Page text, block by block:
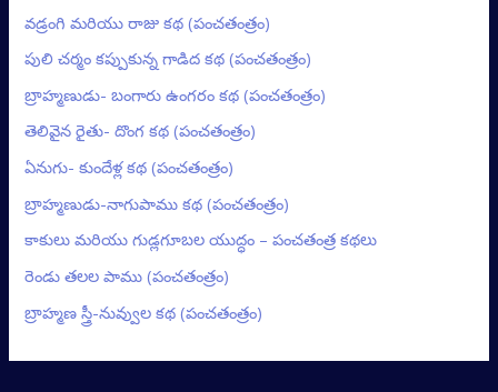
వడ్రంగి మరియు రాజు కథ (పంచతంత్రం)
పులి చర్మం కప్పుకున్న గాడిద కథ (పంచతంత్రం)
బ్రాహ్మణుడు- బంగారు ఉంగరం కథ (పంచతంత్రం)
తెలివైన రైతు- దొంగ కథ (పంచతంత్రం)
ఏనుగు- కుందేళ్ల కథ (పంచతంత్రం)
బ్రాహ్మణుడు-నాగుపాము కథ (పంచతంత్రం)
కాకులు మరియు గుడ్లగూబల యుద్ధం – పంచతంత్ర కథలు
రెండు తలల పాము (పంచతంత్రం)
బ్రాహ్మణ స్త్రీ-నువ్వుల కథ (పంచతంత్రం)